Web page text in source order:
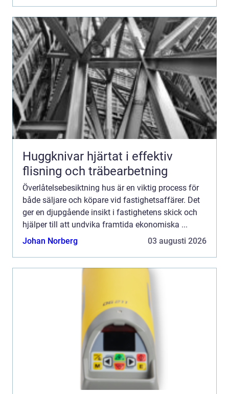
Huggknivar hjärtat i effektiv
flisning och träbearbetning
Överlåtelsebesiktning hus är en viktig process för
både säljare och köpare vid fastighetsaffärer. Det
ger en djupgående insikt i fastighetens skick och
hjälper till att undvika framtida ekonomiska ...
Johan Norberg
03 augusti 2026